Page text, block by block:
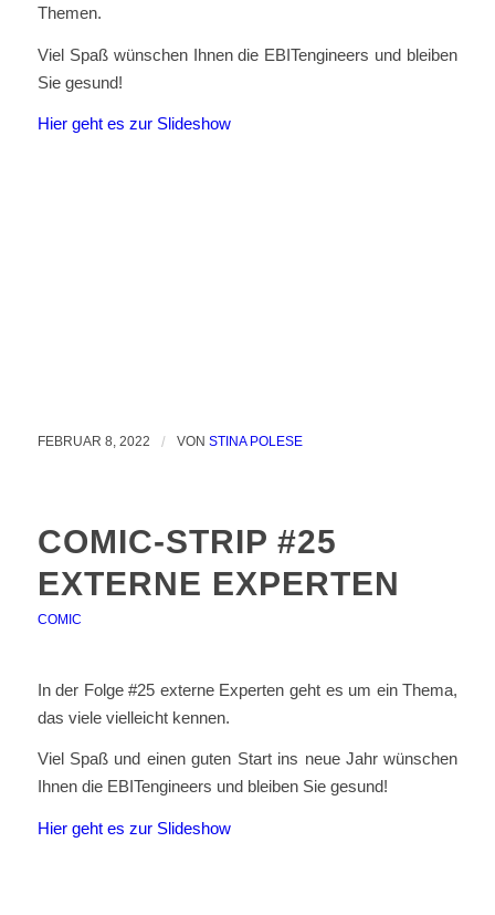
Themen.
Viel Spaß wünschen Ihnen die EBITengineers und bleiben
Sie gesund!
Hier geht es zur Slideshow
FEBRUAR 8, 2022 / VON STINA POLESE
COMIC-STRIP #25
EXTERNE EXPERTEN
COMIC
In der Folge #25 externe Experten geht es um ein Thema,
das viele vielleicht kennen.
Viel Spaß und einen guten Start ins neue Jahr wünschen
Ihnen die EBITengineers und bleiben Sie gesund!
Hier geht es zur Slideshow